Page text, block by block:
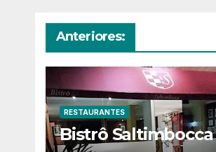
Anteriores:
RESTAURANTES
Bistrô Saltimbocca